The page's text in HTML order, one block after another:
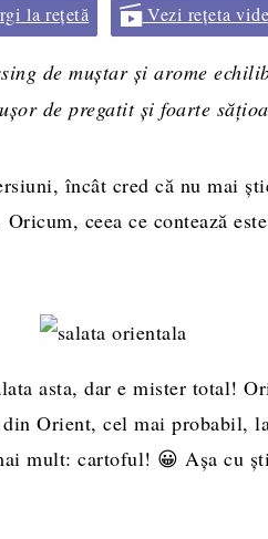
la rețetă Vezi rețeta
de muștar și arome
de pregatit și foarte
încât cred că nu mai
ceea ce contează
asta, dar e mister total!
din Orient, cel mai probabil,
mult: cartoful! 😀 Așa cu